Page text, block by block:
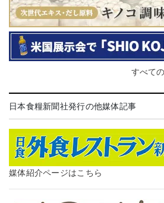
すべて
日本食糧新聞社発行の他媒体記事
媒体紹介ページはこちら